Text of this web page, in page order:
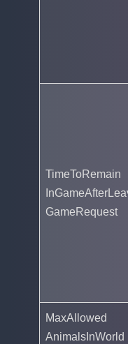
TimeToRemain
GameRequest
MaxAllowed
AnimalsInWorld